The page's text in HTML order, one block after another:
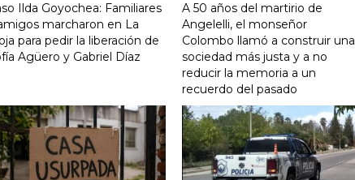
Ilda Goyochea: Familiares
marcharon en La
para pedir la liberación de
Agüero y Gabriel Díaz
A 50 años del martirio de
Angelelli, el monseñor
Colombo llamó a construir una
sociedad más justa y a no
reducir la memoria a un
recuerdo del pasado